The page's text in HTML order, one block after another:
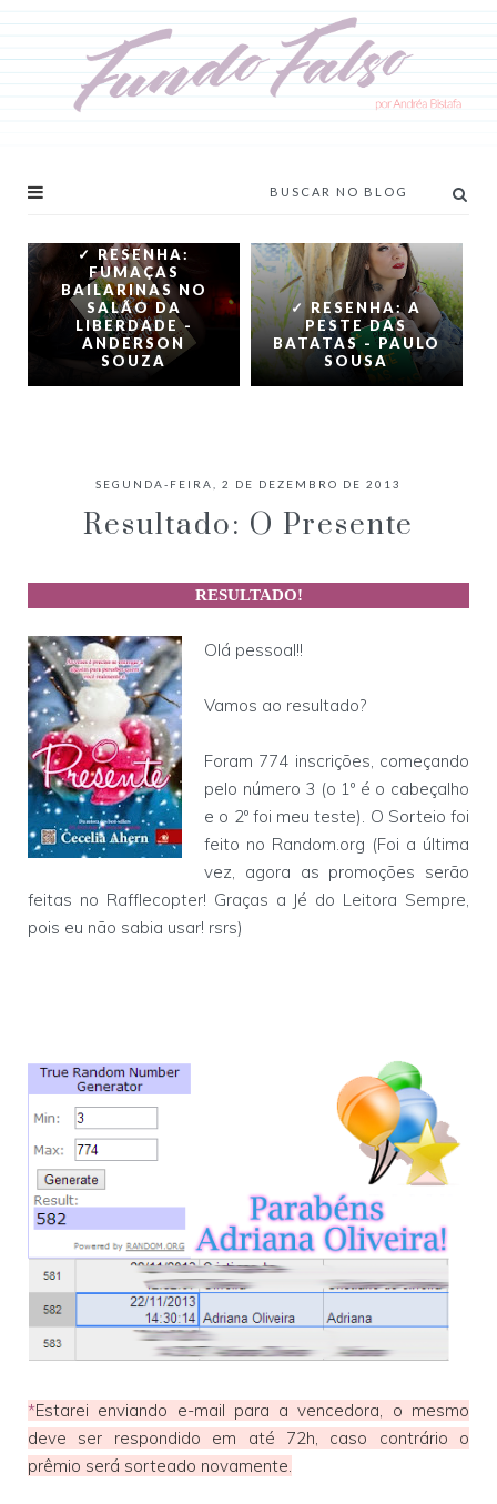
✓ RESENHA:
FUMAÇAS
BAILARINAS NO
SALÃO DA
LIBERDADE -
ANDERSON
SOUZA
✓ RESENHA: A
PESTE DAS
BATATAS - PAULO
SOUSA
SEGUNDA-FEIRA, 2 DE DEZEMBRO DE 2013
Resultado: O Presente
RESULTADO!
Olá pessoal!!
Vamos ao resultado?
Foram 774 inscrições, começando
pelo número 3 (o 1º é o cabeçalho
e o 2º foi meu teste). O Sorteio foi
feito no Random.org (Foi a última
vez, agora as promoções serão
feitas no Rafflecopter! Graças a Jé do Leitora Sempre,
pois eu não sabia usar! rsrs)
*Estarei enviando e-mail para a vencedora, o mesmo
deve ser respondido em até 72h, caso contrário o
prêmio será sorteado novamente.